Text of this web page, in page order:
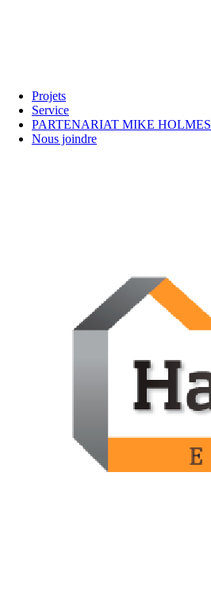
Projets
Service
PARTENARIAT MIKE HOLMES
Nous joindre